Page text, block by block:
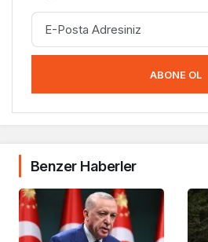
ABONE OL
Benzer Haberler